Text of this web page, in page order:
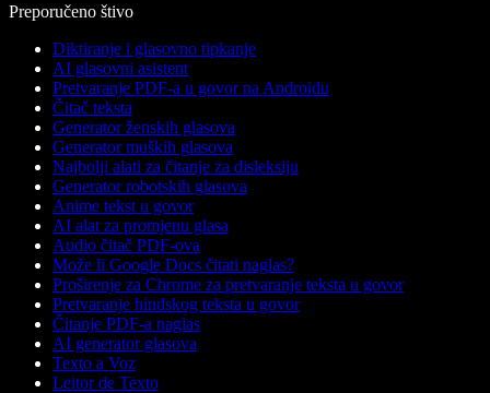
Preporučeno štivo
Diktiranje i glasovno tipkanje
AI glasovni asistent
Pretvaranje PDF-a u govor na Androidu
Čitač teksta
Generator ženskih glasova
Generator muških glasova
Najbolji alati za čitanje za disleksiju
Generator robotskih glasova
Anime tekst u govor
AI alat za promjenu glasa
Audio čitač PDF-ova
Može li Google Docs čitati naglas?
Proširenje za Chrome za pretvaranje teksta u govor
Pretvaranje hindskog teksta u govor
Čitanje PDF-a naglas
AI generator glasova
Texto a Voz
Leitor de Texto